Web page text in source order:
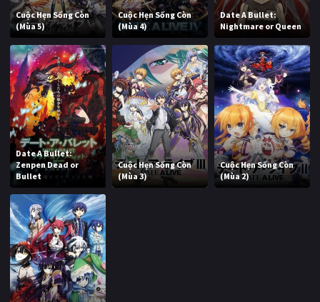
Cuộc Hẹn Sống Còn
(Mùa 5)
Cuộc Hẹn Sống Còn
(Mùa 4)
Date A Bullet:
Nightmare or Queen
Date A Bullet:
Zenpen Dead or
Bullet
Cuộc Hẹn Sống Còn
(Mùa 3)
Cuộc Hẹn Sống Còn
(Mùa 2)